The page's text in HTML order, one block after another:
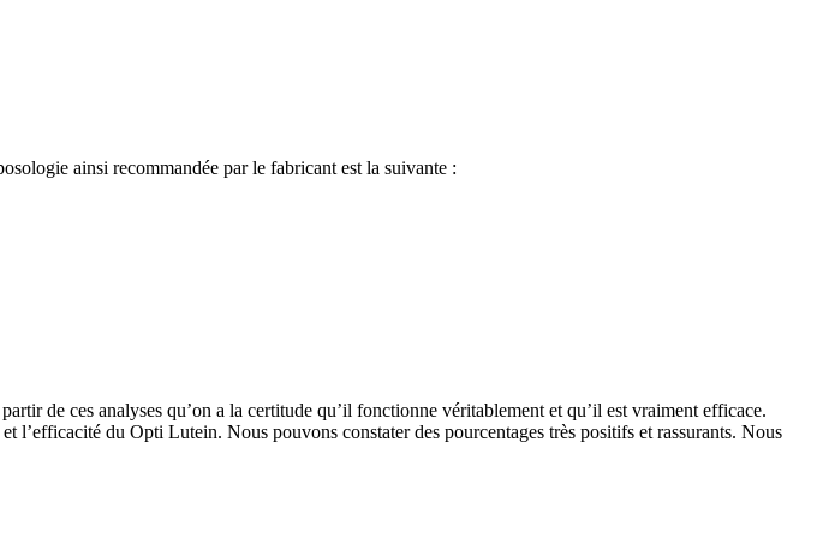
ainsi recommandée par le fabricant est la suivante :
de ces analyses qu’on a la certitude qu’il fonctionne véritablement et qu’il est vraiment efficace.
l’efficacité du Opti Lutein. Nous pouvons constater des pourcentages très positifs et rassurants. Nous